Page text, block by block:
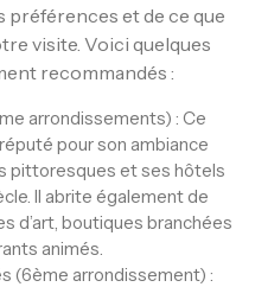
et de ce que
visite. Voici quelques
recommandés :
arrondissements) : Ce
pour son ambiance
pittoresques et ses hôtels
Il abrite également de
d’art, boutiques branchées
animés.
(6ème arrondissement) :